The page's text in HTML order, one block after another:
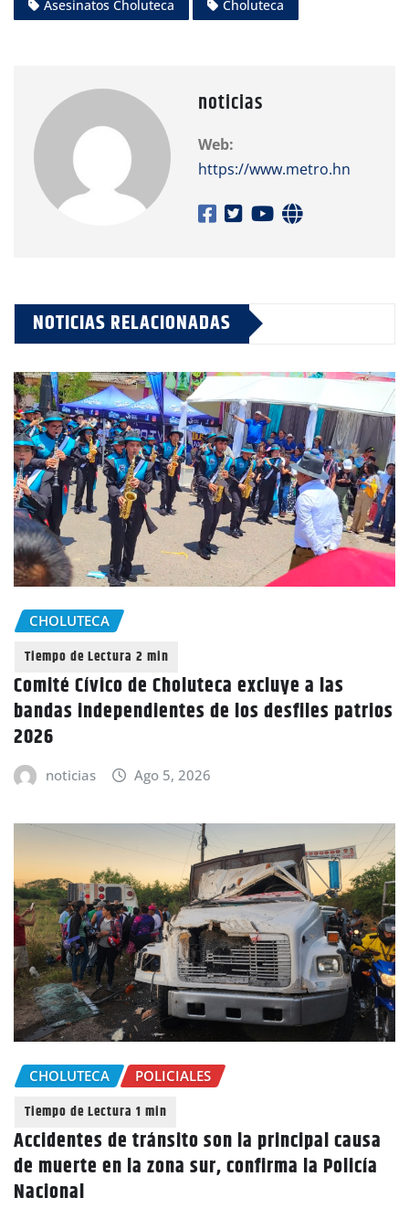
Asesinatos Choluteca Choluteca
noticias
Web:
https://www.metro.hn
NOTICIAS RELACIONADAS
CHOLUTECA
Comité Cívico de Choluteca excluye a las
bandas independientes de los desfiles patrios
2026
noticias Ago 5, 2026
CHOLUTECA POLICIALES
Accidentes de tránsito son la principal causa
de muerte en la zona sur, confirma la Policía
Nacional